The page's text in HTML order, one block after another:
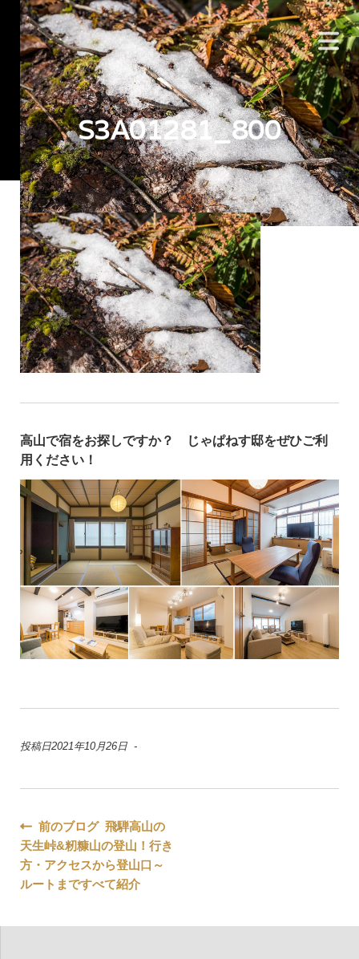
S3A01281_800
高山で宿をお探しですか？ じゃぱねす邸をぜひご利
用ください！
投稿日2021年10月26日 -
投
稿
ナ
前のブログ 飛騨高山の
天生峠&籾糠山の登山！行き
方・アクセスから登山口～
ルートまですべて紹介